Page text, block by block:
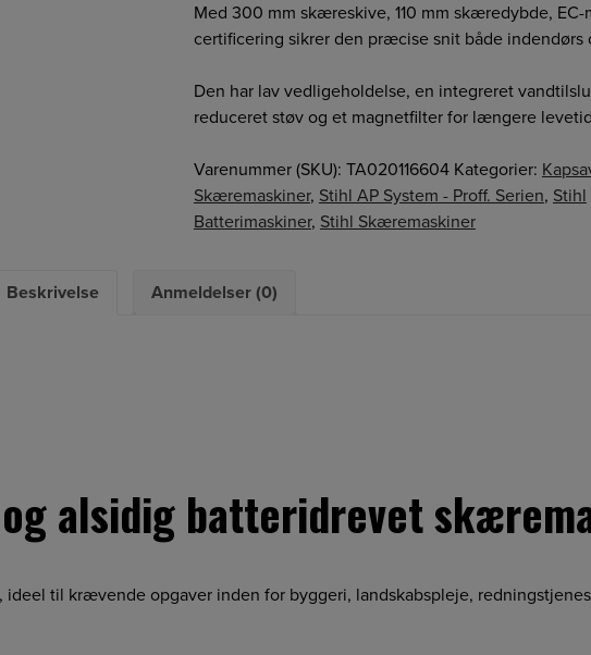
Med 300 mm skæreskive, 110 mm skæredybde, EC-
certificering sikrer den præcise snit både indendørs
Den har lav vedligeholdelse, en integreret
reduceret støv og et magnetfilter for længere
Varenummer (SKU): TA020116604 Kategorier:
Skæremaskiner, Stihl AP System - Proff. Serien, Stihl
Batterimaskiner, Stihl Skæremaskiner
Beskrivelse Anmeldelser (0)
alsidig batteridrevet
til krævende opgaver inden for byggeri, landskabspleje,